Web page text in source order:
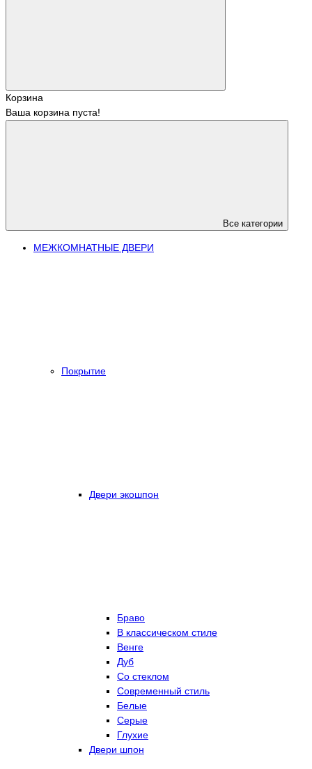
Корзина
Ваша корзина пуста!
Все категории
МЕЖКОМНАТНЫЕ ДВЕРИ
Покрытие
Двери экошпон
Браво
В классическом стиле
Венге
Дуб
Со стеклом
Современный стиль
Белые
Серые
Глухие
Двери шпон